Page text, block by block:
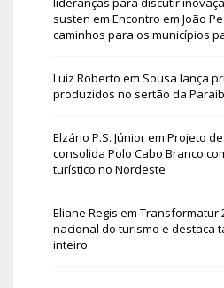
susten em Encontro em João
caminhos para os municípios
Luiz Roberto em Sousa lança
produzidos no sertão da
Elzário P.S. Júniorem Projeto
consolida Polo Cabo Branco
turístico no Nordeste
Eliane Regis em Transformatur
nacional do turismo e destaca
inteiro